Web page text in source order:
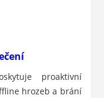
proaktivní
hrozeb a brání